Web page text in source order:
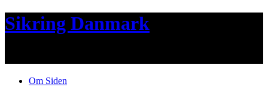
Sikring Danmark
Om Siden